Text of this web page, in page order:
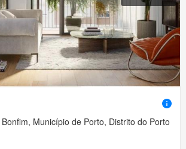
Município de Porto, Distrito do Porto